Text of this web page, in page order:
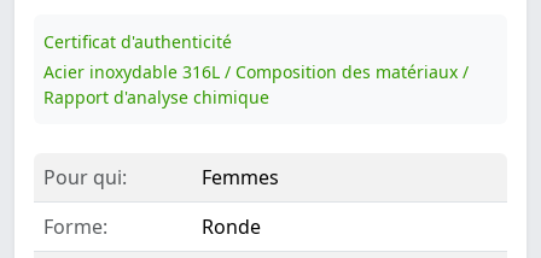
Certificat d'authenticité
Acier inoxydable 316L / Composition des matériaux /
Rapport d'analyse chimique
Pour qui:
Femmes
Forme:
Ronde